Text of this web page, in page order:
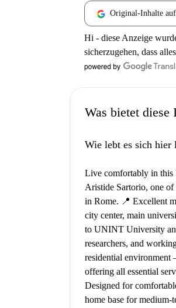
Original-Inhalte
Hi - diese Anzeige
sicherzugehen, dass
Was bietet diese
Wie lebt es sich hier
Live comfortably in this
Aristide Sartorio, one of
in Rome. 📍 Excellent
city center, main
to UNINT University
researchers, and
residential environment
offering all essential
Designed for
home base for medium-